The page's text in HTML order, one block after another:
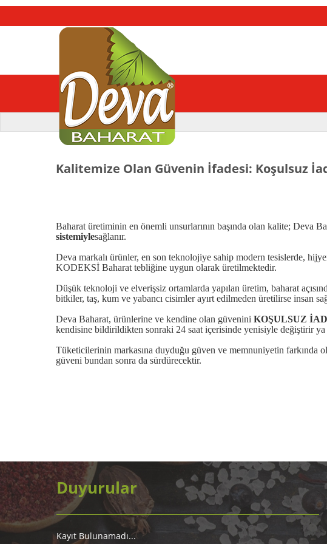
Kalitemize Olan Güvenin İfadesi: Koşulsuz
Baharat üretiminin en önemli unsurlarının başında olan kalite; Deva
sistemiylesağlanır.
Deva markalı ürünler, en son teknolojiye sahip modern tesislerde,
KODEKSİ Baharat tebliğine uygun olarak üretilmektedir.
Düşük teknoloji ve elverişsiz ortamlarda yapılan üretim, baharat
bitkiler, taş, kum ve yabancı cisimler ayırt edilmeden üretilirse insan
Deva Baharat, ürünlerine ve kendine olan güvenini KOŞULSUZ
kendisine bildirildikten sonraki 24 saat içerisinde yenisiyle değiştirir ya
Tüketicilerinin markasına duyduğu güven ve memnuniyetin farkında
güveni bundan sonra da sürdürecektir.
Duyurular
Kayıt Bulunamadı...